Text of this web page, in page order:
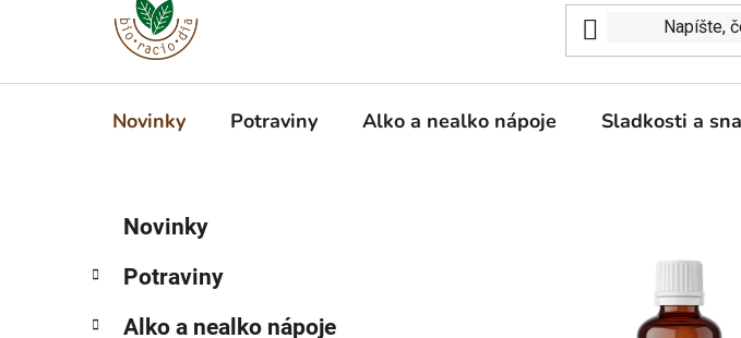
Novinky Potraviny Alko a nealko nápoje Sladkosti a
č
ý
kategórie
e
ó
Novinky
Potraviny
Alko a nealko nápoje